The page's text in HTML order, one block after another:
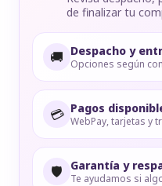
de finalizar tu
🚚 Despacho y
Opciones según
💳 Pagos
WebPay, tarjetas y
🛡️ Garantía y
Te ayudamos si